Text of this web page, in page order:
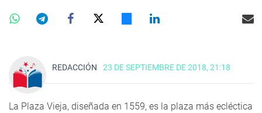
REDACCIÓN 23 DE SEPTIEMBRE DE 2018, 21:18
La Plaza Vieja, diseñada en 1559, es la plaza más ecléctica